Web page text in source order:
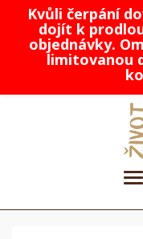
Kvůli čerpání
dojít k
objednávky.
limitovanou